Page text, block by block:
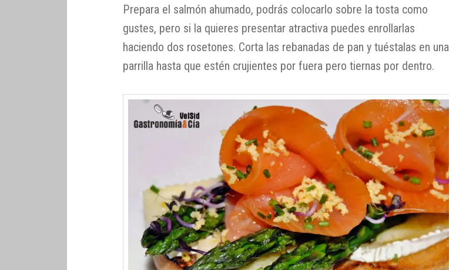
Prepara el salmón ahumado, podrás colocarlo sobre la tosta como
gustes, pero si la quieres presentar atractiva puedes enrollarlas
haciendo dos rosetones. Corta las rebanadas de pan y tuéstalas en una
parrilla hasta que estén crujientes por fuera pero tiernas por dentro.